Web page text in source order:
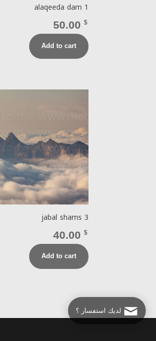
alaqeeda dam 1
50.00 $
Add to cart
jabal shams 3
40.00 $
Add to cart
لديك استفسار ؟